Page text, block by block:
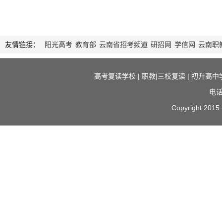
友情链接： 阳光高考 教育部 云南省招考频道 研招网 学信网 云南职
高考复读学校| 职教|三校复读| 初升高中
电
Copyright